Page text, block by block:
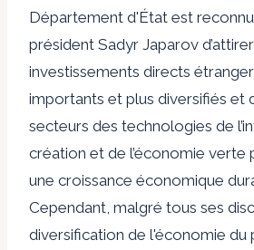
Département d'État est reconnu
président Sadyr Japarov
investissements directs
importants et plus diversifiés et
secteurs des technologies de
création et de l’économie verte
une croissance économique
Cependant, malgré tous ses
diversification de l'économie du